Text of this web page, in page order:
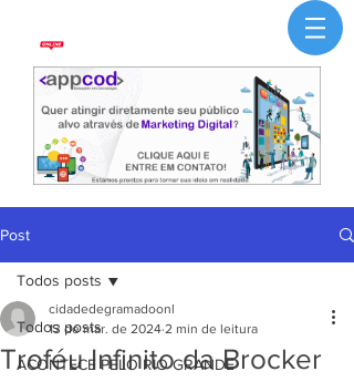
Post
Todos posts
ACONTECE PELO RIO GRANDE
Todos posts
Troféu Infinito da Brocker
cidadedegramadoonl
13 de mar. de 2024 2 min de leitura